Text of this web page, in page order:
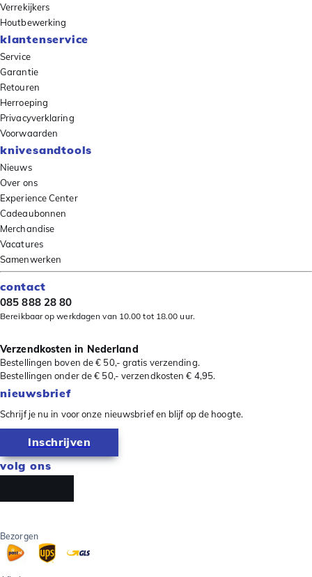
Verrekijkers
Houtbewerking
klantenservice
Service
Garantie
Retouren
Herroeping
Privacyverklaring
Voorwaarden
knivesandtools
Nieuws
Over ons
Experience Center
Cadeaubonnen
Merchandise
Vacatures
Samenwerken
contact
085 888 28 80
Bereikbaar op werkdagen van 10.00 tot 18.00 uur.
Verzendkosten in Nederland
Bestellingen boven de € 50,- gratis verzending.
Bestellingen onder de € 50,- verzendkosten € 4,95.
nieuwsbrief
Schrijf je nu in voor onze nieuwsbrief en blijf op de hoogte.
Inschrijven
volg ons
Bezorgen